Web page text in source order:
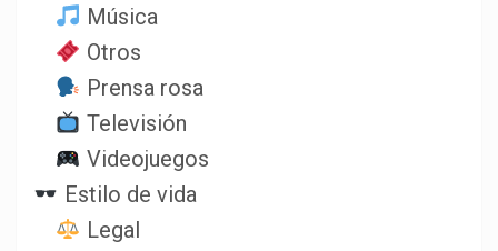
Música
Otros
Prensa rosa
Televisión
Videojuegos
Estilo de vida
Legal